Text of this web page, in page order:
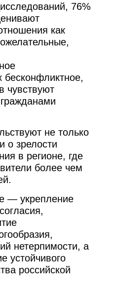
76%
как
бесконфликтное,
чувствуют
не только
о зрелости
в регионе, где
более чем
— укрепление
нетерпимости, а
устойчивого
российской